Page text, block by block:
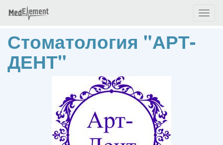
Стоматология "АРТ-
ДЕНТ"